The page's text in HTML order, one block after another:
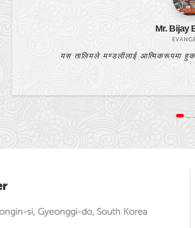
यो बाइबल अध्ययन मेरो
si, Gyeonggi-do, South Korea